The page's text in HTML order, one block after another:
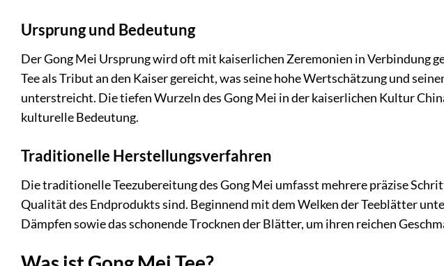
Ursprung und Bedeutung
Der Gong Mei Ursprung wird oft mit kaiserlichen Zeremonien in Verbindung
Tee als Tribut an den Kaiser gereicht, was seine hohe Wertschätzung und
unterstreicht. Die tiefen Wurzeln des Gong Mei in der kaiserlichen Kultur
kulturelle Bedeutung.
Traditionelle Herstellungsverfahren
Die traditionelle Teezubereitung des Gong Mei umfasst mehrere präzise
Qualität des Endprodukts sind. Beginnend mit dem Welken der Teeblätter
Dämpfen sowie das schonende Trocknen der Blätter, um ihren reichen